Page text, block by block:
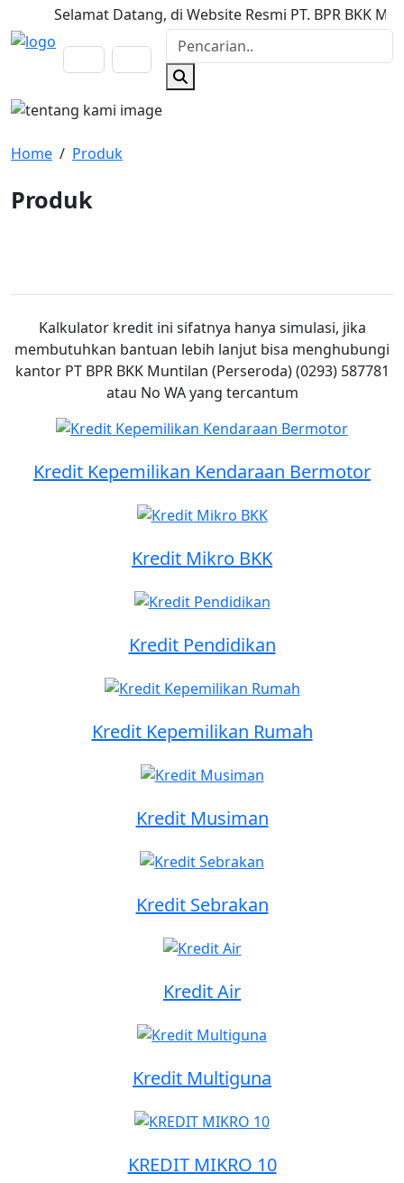
Selamat Datang, di Website Resmi PT. BPR BKK
Produk
Home / Produk
Kalkulator kredit ini sifatnya hanya simulasi, jika
membutuhkan bantuan lebih lanjut bisa menghubungi
kantor PT BPR BKK Muntilan (Perseroda) (0293) 587781
atau No WA yang tercantum
Kredit Kepemilikan Kendaraan Bermotor
Kredit Mikro BKK
Kredit Pendidikan
Kredit Kepemilikan Rumah
Kredit Musiman
Kredit Sebrakan
Kredit Air
Kredit Multiguna
KREDIT MIKRO 10